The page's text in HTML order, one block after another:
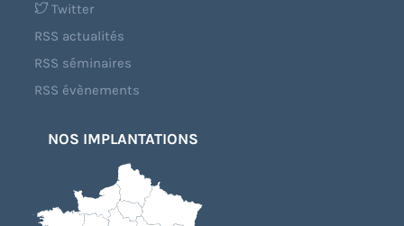
Twitter
RSS actualités
RSS séminaires
RSS évènements
NOS IMPLANTATIONS